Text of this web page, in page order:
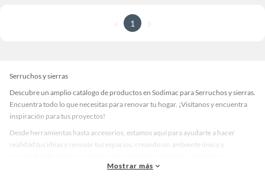
1
Serruchos y sierras
Descubre un amplio catálogo de productos en Sodimac para Serruchos y sierras.
Encuentra todo lo que necesitas para renovar tu hogar. ¡Visítanos y encuentra
inspiración para tus proyectos!
Desde herramientas hasta accesorios, estamos aquí para ayudarte a hacer
realidad tus ideas y renovar tus espacios, creando un ambiente único y
accesorios de calidad que te ayudarán a crear un espacio más tú.
Mostrar más